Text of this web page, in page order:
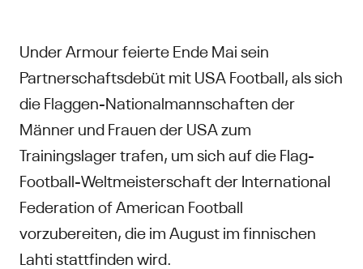
Under Armour feierte Ende Mai sein
Partnerschaftsdebüt mit USA Football, als sich
die Flaggen-Nationalmannschaften der
Männer und Frauen der USA zum
Trainingslager trafen, um sich auf die Flag-
Football-Weltmeisterschaft der International
Federation of American Football
vorzubereiten, die im August im finnischen
Lahti stattfinden wird.